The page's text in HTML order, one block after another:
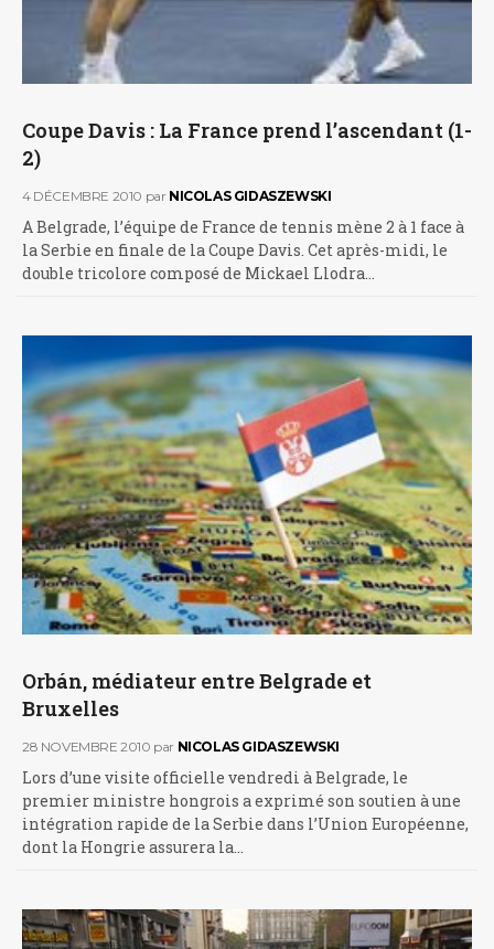
Coupe Davis : La France prend l’ascendant (1-
2)
4 DÉCEMBRE 2010 par NICOLAS GIDASZEWSKI
A Belgrade, l’équipe de France de tennis mène 2 à 1 face à
la Serbie en finale de la Coupe Davis. Cet après-midi, le
double tricolore composé de Mickael Llodra…
Orbán, médiateur entre Belgrade et
Bruxelles
28 NOVEMBRE 2010 par NICOLAS GIDASZEWSKI
Lors d’une visite officielle vendredi à Belgrade, le
premier ministre hongrois a exprimé son soutien à une
intégration rapide de la Serbie dans l’Union Européenne,
dont la Hongrie assurera la…